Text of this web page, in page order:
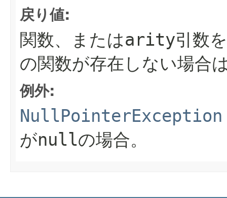
戻り値:
関数、またはarity引数
の関数が存在しない場合
例外:
NullPointerException
がnullの場合。